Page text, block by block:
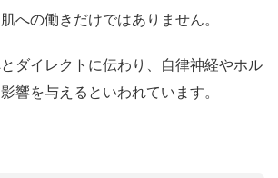
への働きだけではありません。
ダイレクトに伝わり、自律神経やホル
響を与えるといわれています。